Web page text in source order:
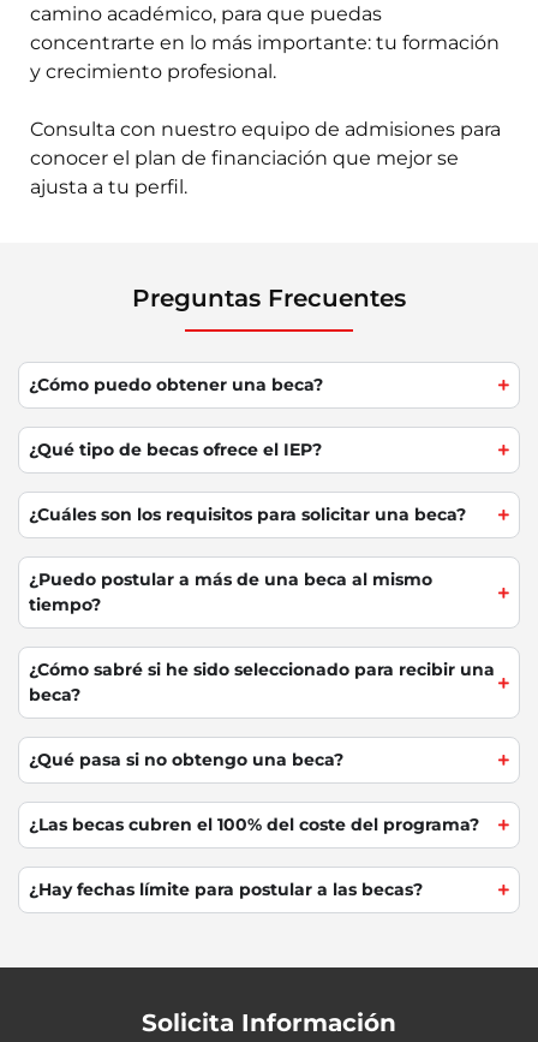
camino académico, para que puedas
concentrarte en lo más importante: tu formación
y crecimiento profesional.
Consulta con nuestro equipo de admisiones para
conocer el plan de financiación que mejor se
ajusta a tu perfil.
Preguntas Frecuentes
¿Cómo puedo obtener una beca?
¿Qué tipo de becas ofrece el IEP?
¿Cuáles son los requisitos para solicitar una beca?
¿Puedo postular a más de una beca al mismo
tiempo?
¿Cómo sabré si he sido seleccionado para recibir una
beca?
¿Qué pasa si no obtengo una beca?
¿Las becas cubren el 100% del coste del programa?
¿Hay fechas límite para postular a las becas?
Solicita Información